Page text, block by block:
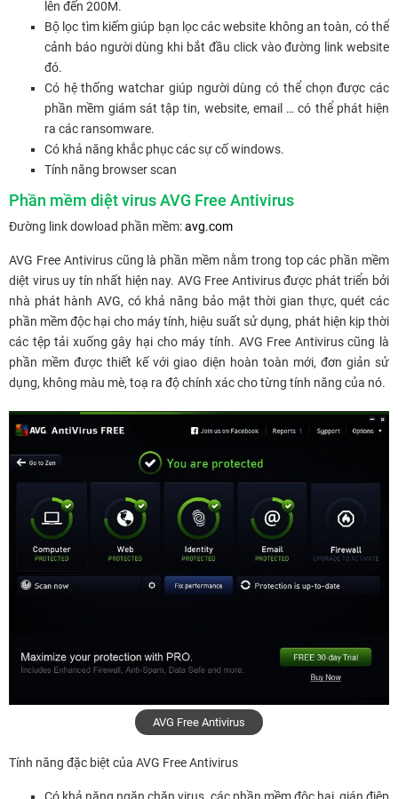
lên đến 200M.
Bộ lọc tìm kiếm giúp bạn lọc các website không an toàn, có thể
cảnh báo người dùng khi bắt đầu click vào đường link website
đó.
Có hệ thống watchar giúp người dùng có thể chọn được các
phần mềm giám sát tập tin, website, email … có thể phát hiện
ra các ransomware.
Có khả năng khắc phục các sự cố windows.
Tính năng browser scan
Phần mềm diệt virus AVG Free Antivirus
Đường link dowload phần mềm:avg.com
AVG Free Antivirus cũng là phần mềm nằm trong top các phần mềm
diệt virus uy tín nhất hiện nay. AVG Free Antivirus được phát triển bởi
nhà phát hành AVG, có khả năng bảo mật thời gian thực, quét các
phần mềm độc hại cho máy tính, hiệu suất sử dụng, phát hiện kịp thời
các tệp tải xuống gây hại cho máy tính. AVG Free Antivirus cũng là
phần mềm được thiết kế với giao diện hoàn toàn mới, đơn giản sử
dụng, không màu mè, toạ ra độ chính xác cho từng tính năng của nó.
AVG Free Antivirus
Tính năng đặc biệt của AVG Free Antivirus